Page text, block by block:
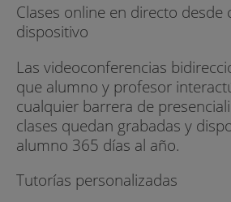
Clases online en directo desde
dispositivo
Las videoconferencias
que alumno y profesor
cualquier barrera de
clases quedan grabadas y
alumno 365 días al año.
Tutorías personalizadas